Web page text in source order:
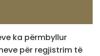
ka përmbyllur
për regjistrim të